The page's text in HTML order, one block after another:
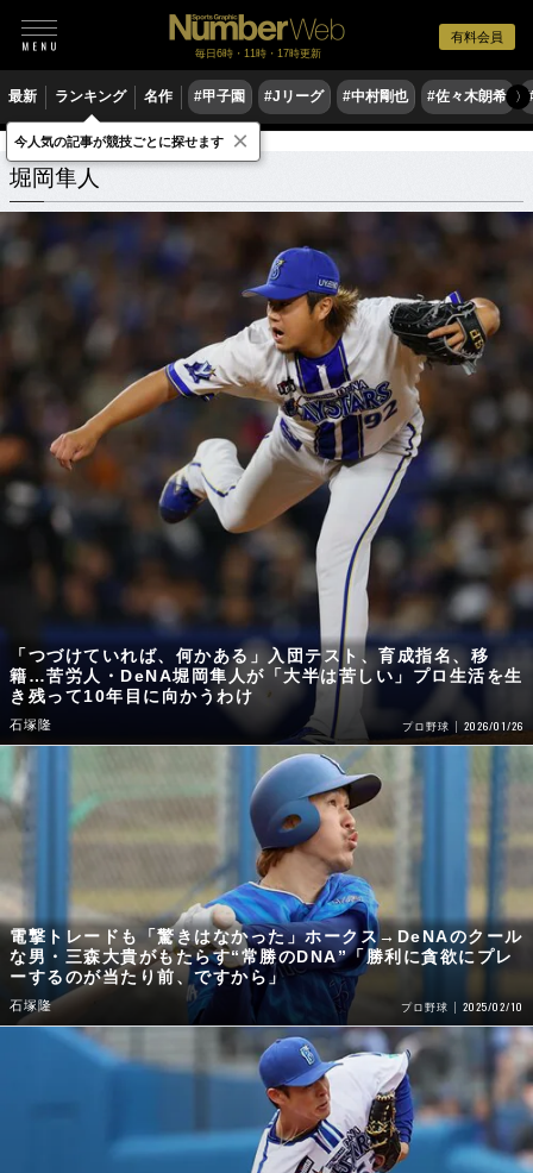
有料会員
毎日6時・11時・17時更新
最新 ランキング 名作 #甲子園 #Jリーグ #中村剛也 #佐々木朗希 〉
堀岡隼人 関連記事
堀岡隼人
「つづけていれば、何かある」入団テスト、育成指名、移
籍…苦労人・DeNA堀岡隼人が「大半は苦しい」プロ生活を生
き残って10年目に向かうわけ
石塚隆 プロ野球 2026/01/26
電撃トレードも「驚きはなかった」ホークス→DeNAのクール
な男・三森大貴がもたらす“常勝のDNA”「勝利に貪欲にプレ
ーするのが当たり前、ですから」
石塚隆 プロ野球 2025/02/10
今人気の記事が競技ごとに探せます ×